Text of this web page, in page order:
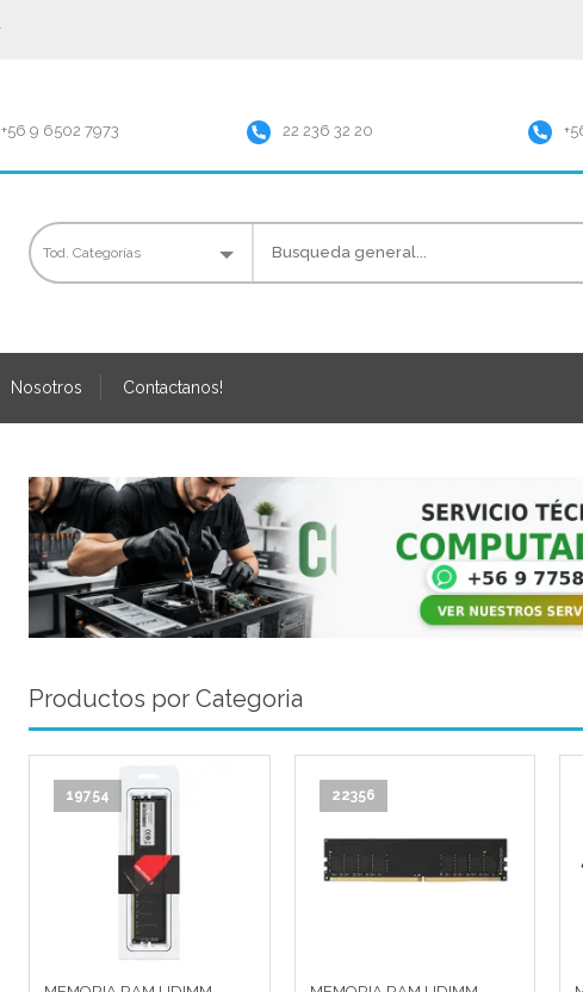
+56 9 6502 7973 22 236 32 20
Nosotros Contactanos!
Productos por Categoria
19754 22356